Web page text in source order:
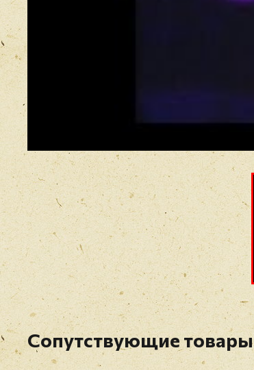
Сопутствующие товары